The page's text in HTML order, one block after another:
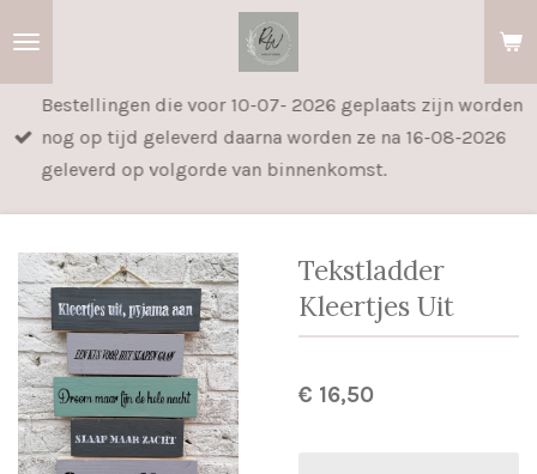
Bestellingen die voor 10-07- 2026 geplaats zijn worden
nog op tijd geleverd daarna worden ze na 16-08-2026
geleverd op volgorde van binnenkomst.
Tekstladder
Kleertjes Uit
€ 16,50